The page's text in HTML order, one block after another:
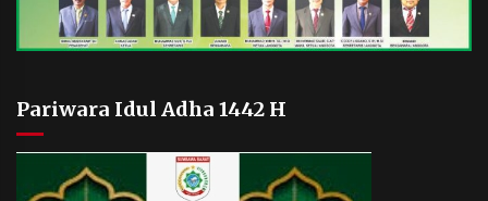
Pariwara Idul Adha 1442 H